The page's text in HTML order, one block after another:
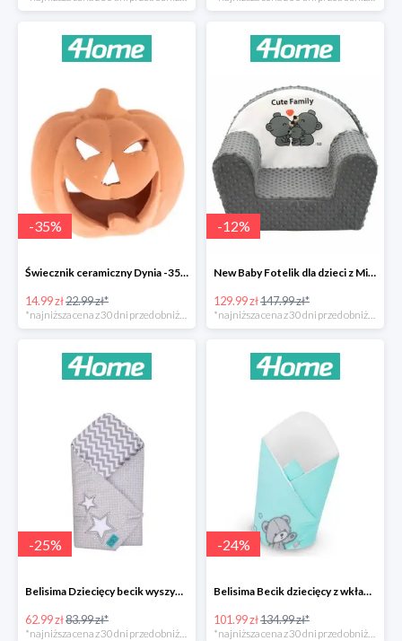
-35%
Świecznik ceramiczny Dynia -35%
14.99 zł22.99 zł*
*najniższa cena z 30 dni przed obniżką
-12%
New Baby Fotelik dla dzieci z Minky Cute Family -12%
129.99 zł147.99 zł*
*najniższa cena z 30 dni przed obniżką
-25%
Belisima Dziecięcy becik wyszywany Gwiazdka -25%
62.99 zł83.99 zł*
-24%
Belisima Becik dziecięcy z wkładem kokosowym Teddy Bear -24%
101.99 zł134.99 zł*